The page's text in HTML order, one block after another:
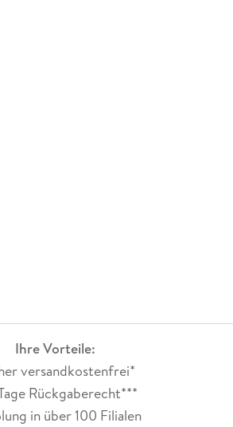
Ihre Vorteile:
versandkostenfrei*
Rückgaberecht***
in über 100 Filialen